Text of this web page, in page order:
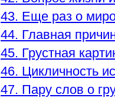
43. Еще раз о
44. Главная
45. Грустная
46. Цикличность
47. Пару слов о